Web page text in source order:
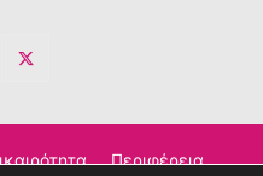
Περιφέρεια